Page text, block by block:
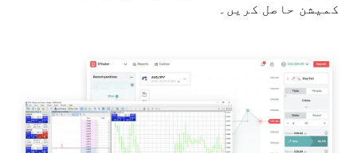
کمیشن حاصل کریں۔